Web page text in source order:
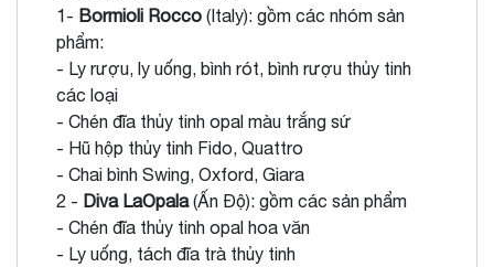
1- Bormioli Rocco (Italy): gồm các nhóm sản
phẩm:
- Ly rượu, ly uống, bình rót, bình rượu thủy tinh
các loại
- Chén đĩa thủy tinh opal màu trắng sứ
- Hũ hộp thủy tinh Fido, Quattro
- Chai bình Swing, Oxford, Giara
2 - Diva LaOpala (Ấn Độ): gồm các sản phẩm
- Chén đĩa thủy tinh opal hoa văn
- Ly uống, tách đĩa trà thủy tinh